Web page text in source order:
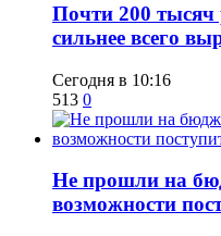
​Почти 200 тысяч
сильнее всего
Сегодня в 10:16
513 0
Не прошли на
возможности